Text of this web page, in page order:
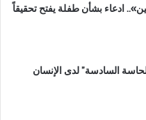
ادعاء بشأن طفلة يفتح تحقيقاً
السادسة” لدى الإنسان